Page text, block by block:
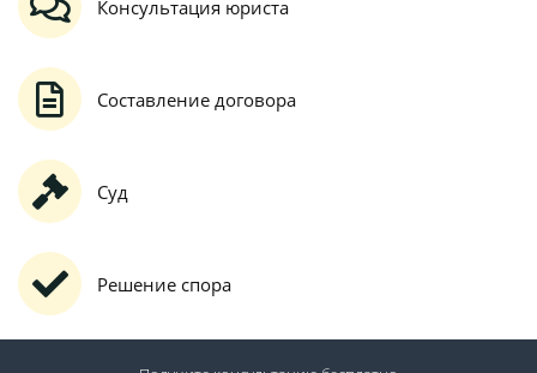
Консультация юриста
Составление договора
Суд
Решение спора